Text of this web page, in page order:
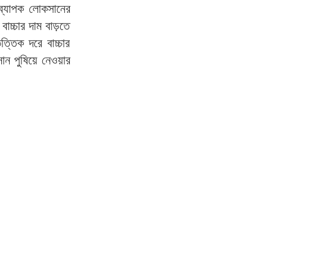
লোকসানের
দাম বাড়তে
দরে বাচ্চার
পুষিয়ে নেওয়ার